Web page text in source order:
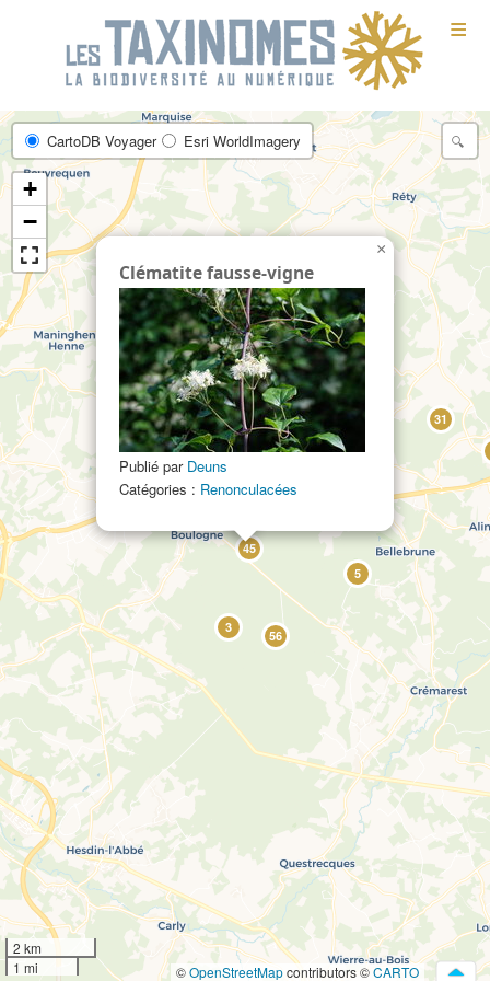
≡
3
56
31
5
45
Clématite fausse-vigne
Publié par Deuns
Catégories : Renonculacées
×
CartoDB Voyager Esri WorldImagery
+
−
2 km
1 mi
©OpenStreetMapcontributors ©CARTO